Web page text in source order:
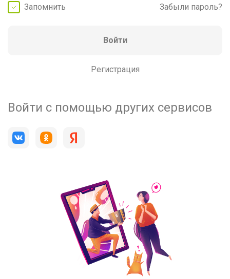
Запомнить Забыли пароль?
Войти
Регистрация
Войти с помощью других сервисов